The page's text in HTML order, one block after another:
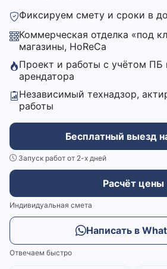
Фиксируем смету и сроки в
Коммерческая отделка «под
магазины, HoReCa
Проект и работы с учётом ПБ
арендатора
Независимый технадзор,
работы
Бесплатный выезд
Запуск работ от 2-х дней
Расчёт цены
Индивидуальная смета
Написать в
Отвечаем быстро